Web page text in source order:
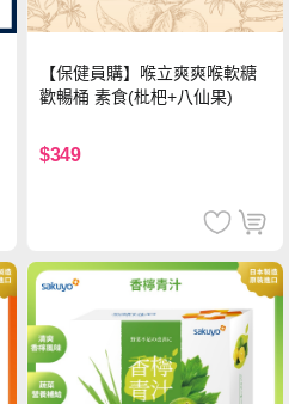
【保健員購】喉立爽爽喉軟糖
歡暢桶 素食(枇杷+八仙果)
$349